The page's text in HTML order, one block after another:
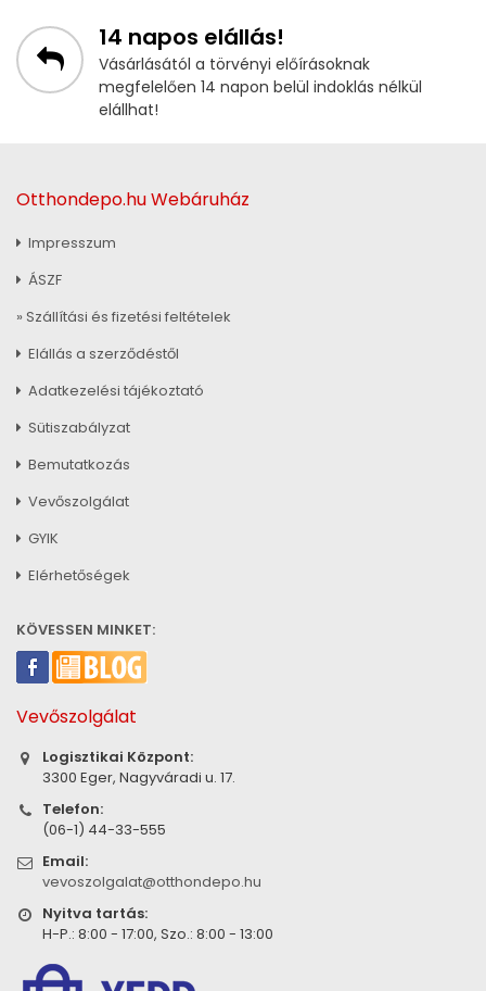
14 napos elállás!
Vásárlásától a törvényi előírásoknak
megfelelően 14 napon belül indoklás nélkül
elállhat!
Otthondepo.hu Webáruház
Impresszum
ÁSZF
» Szállítási és fizetési feltételek
Elállás a szerződéstől
Adatkezelési tájékoztató
Sütiszabályzat
Bemutatkozás
Vevőszolgálat
GYIK
Elérhetőségek
KÖVESSEN MINKET:
Vevőszolgálat
Logisztikai Központ:
3300 Eger, Nagyváradi u. 17.
Telefon:
(06-1) 44-33-555
Email:
vevoszolgalat@otthondepo.hu
Nyitva tartás:
H-P.: 8:00 - 17:00, Szo.: 8:00 - 13:00